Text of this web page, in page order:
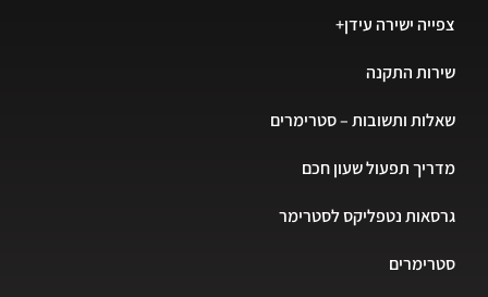
צפייה ישירה עידן+
שירות התקנה
שאלות ותשובות – סטרימרים
מדריך תפעול שעון חכם
גרסאות נטפליקס לסטרימר
סטרימרים